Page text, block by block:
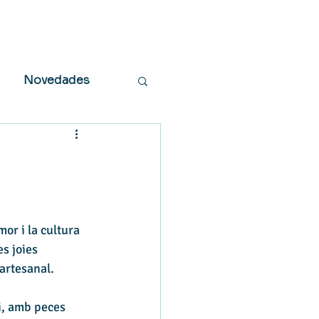
Novedades
i la cultura
joies
amb peces